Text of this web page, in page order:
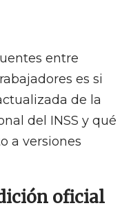
entre
es si
de la
del INSS y qué
a versiones
oficial